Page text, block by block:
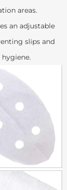
areas.
an adjustable
slips and